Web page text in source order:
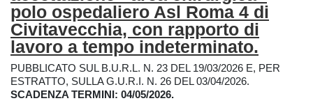
polo ospedaliero Asl Roma 4 di
Civitavecchia, con rapporto di
lavoro a tempo indeterminato.
PUBBLICATO SUL B.U.R.L. N. 23 DEL 19/03/2026 E, PER
ESTRATTO, SULLA G.U.R.I. N. 26 DEL 03/04/2026.
SCADENZA TERMINI: 04/05/2026.